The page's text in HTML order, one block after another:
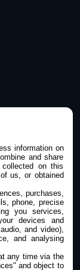
information on
and share
on this
us, or obtained
purchases,
phone, precise
you services,
devices and
and video),
and analysing
any time via the
and object to